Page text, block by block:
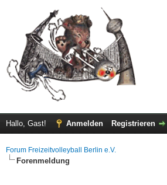
Hallo, Gast! Anmelden Registrieren
Forum Freizeitvolleyball Berlin e.V.
Forenmeldung